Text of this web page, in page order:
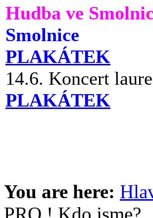
Hudba ve
Smolnice
PLAKÁTEK
14.6. Koncert
PLAKÁTEK
You are here:
PRO ! Kdo jsme?